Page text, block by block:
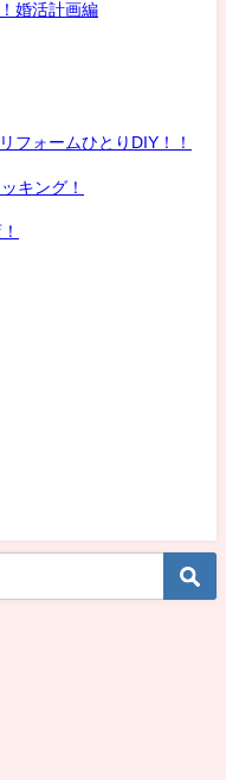
婚活計画編
フォームひとりDIY！！
キング！